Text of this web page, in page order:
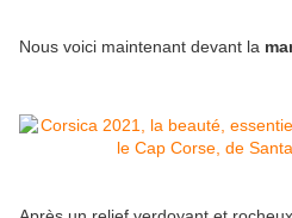
Nous voici maintenant devant la